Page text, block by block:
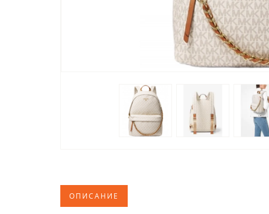
ОПИСАНИЕ